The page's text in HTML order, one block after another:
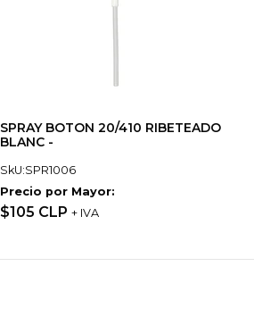
SPRAY BOTON 20/410 RIBETEADO
BLANC -
SkU:SPR1006
Precio por Mayor:
$105 CLP + IVA